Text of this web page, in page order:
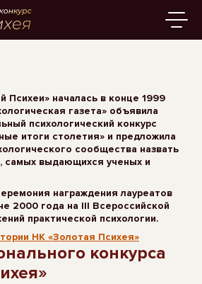
Психеи» началась в конце 1999
газета» объявила
психологический конкурс
итоги столетия» и предложила
сообщества назвать
самых выдающихся ученых и
награждения лауреатов
2000 года на III Всероссийской
практической психологии.
НК «Золотая Психея»
конкурса